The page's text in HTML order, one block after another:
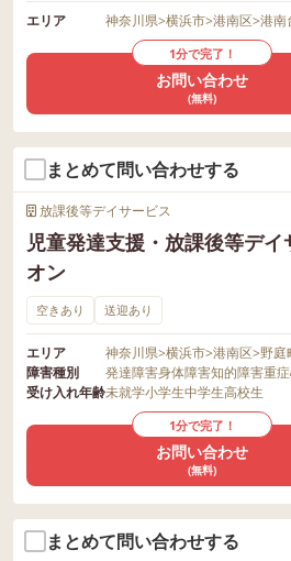
エリア 神奈川県>横浜市>港南区>港南
1分で完了！
お問い合わせ
(無料)
まとめて問い合わせする
放課後等デイサービス
児童発達支援・放課後等デ
オン
空きあり 送迎あり
エリア 神奈川県>横浜市>港南区>野庭
障害種別
発達障害身体障害知的障害重
受け入れ年齢未就学小学生中学生高校生
1分で完了！
お問い合わせ
(無料)
まとめて問い合わせする